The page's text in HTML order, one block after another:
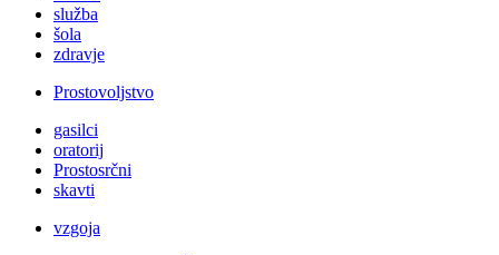
služba
šola
zdravje
Prostovoljstvo
gasilci
oratorij
Prostosrčni
skavti
vzgoja